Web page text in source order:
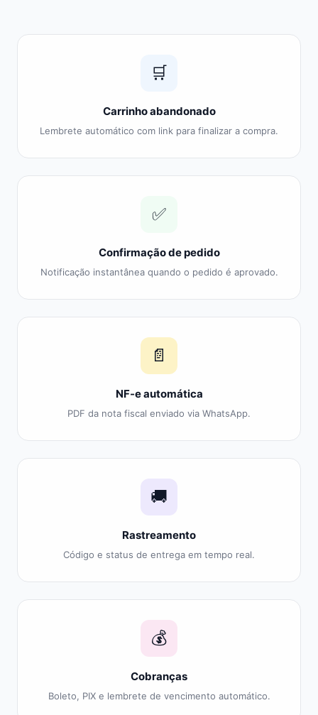
🛒
Carrinho abandonado
Lembrete automático com link para finalizar a compra.
✅
Confirmação de pedido
Notificação instantânea quando o pedido é aprovado.
📄
NF-e automática
PDF da nota fiscal enviado via WhatsApp.
🚚
Rastreamento
Código e status de entrega em tempo real.
💰
Cobranças
Boleto, PIX e lembrete de vencimento automático.